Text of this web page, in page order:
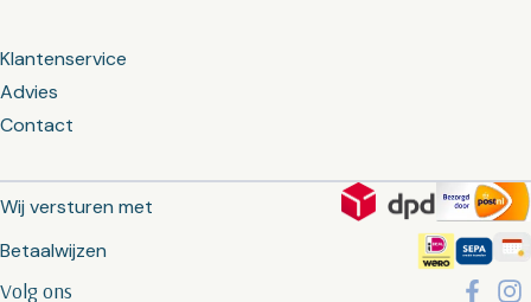
Klantenservice
Advies
Contact
Wij versturen met
Betaalwijzen
Volg ons